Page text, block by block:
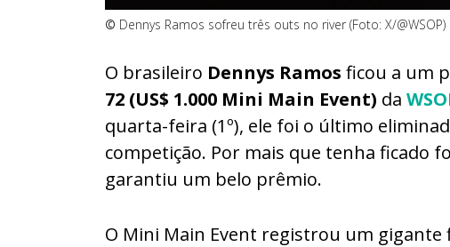
© Dennys Ramos sofreu três outs no river (Foto: X/@WSOP)
O brasileiro Dennys Ramos ficou a um
72 (US$ 1.000 Mini Main Event) da
quarta-feira (1º), ele foi o último
competição. Por mais que tenha ficado
garantiu um belo prêmio.
O Mini Main Event registrou um gigante